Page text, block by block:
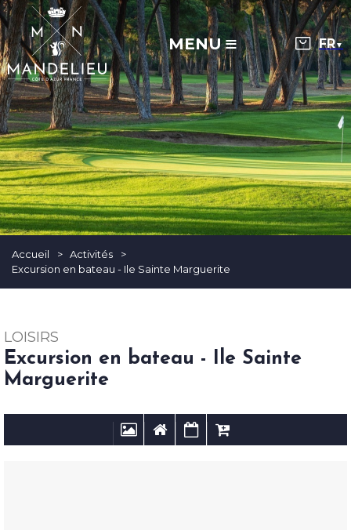
MENU ▼
Accueil > Activités
>
Excursion en bateau - Ile Sainte Marguerite
Excursion en bateau - Ile Sainte
Marguerite
LOISIRS